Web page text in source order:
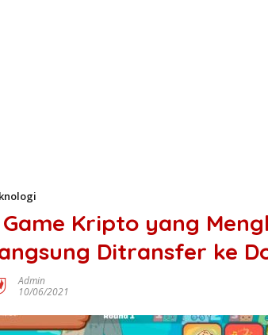
Game Kripto yang
Ditransfer ke
Admin
10/06/2021